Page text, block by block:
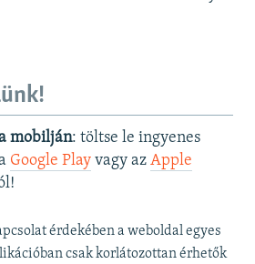
mobilján: töltse le ingyenes
Google Playvagy az Apple
érdekében a weboldal egyes
csak korlátozottan érhetők